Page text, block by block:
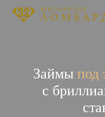
Займыпод
с